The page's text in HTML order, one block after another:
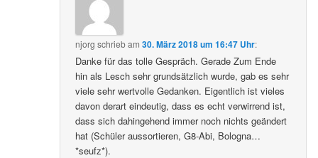
njorg schriebam30. März 2018 um 16:47 Uhr:
Danke für das tolle Gespräch. Gerade Zum Ende
hin als Lesch sehr grundsätzlich wurde, gab es sehr
viele sehr wertvolle Gedanken. Eigentlich ist vieles
davon derart eindeutig, dass es echt verwirrend ist,
dass sich dahingehend immer noch nichts geändert
hat (Schüler aussortieren, G8-Abi, Bologna…
*seufz*).